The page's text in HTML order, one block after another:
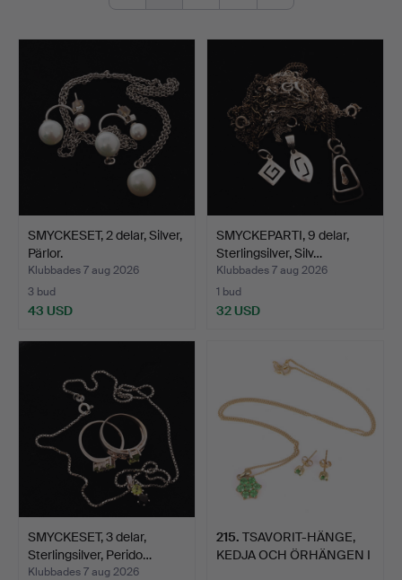
SMYCKESET, 2 delar, Silver,
Pärlor.
Klubbades 7 aug 2026
3 bud
43 USD
SMYCKEPARTI, 9 delar,
Sterlingsilver, Silv…
Klubbades 7 aug 2026
1 bud
32 USD
SMYCKESET, 3 delar,
Sterlingsilver, Perido…
Klubbades 7 aug 2026
215. TSAVORIT-HÄNGE,
KEDJA OCH ÖRHÄNGEN I